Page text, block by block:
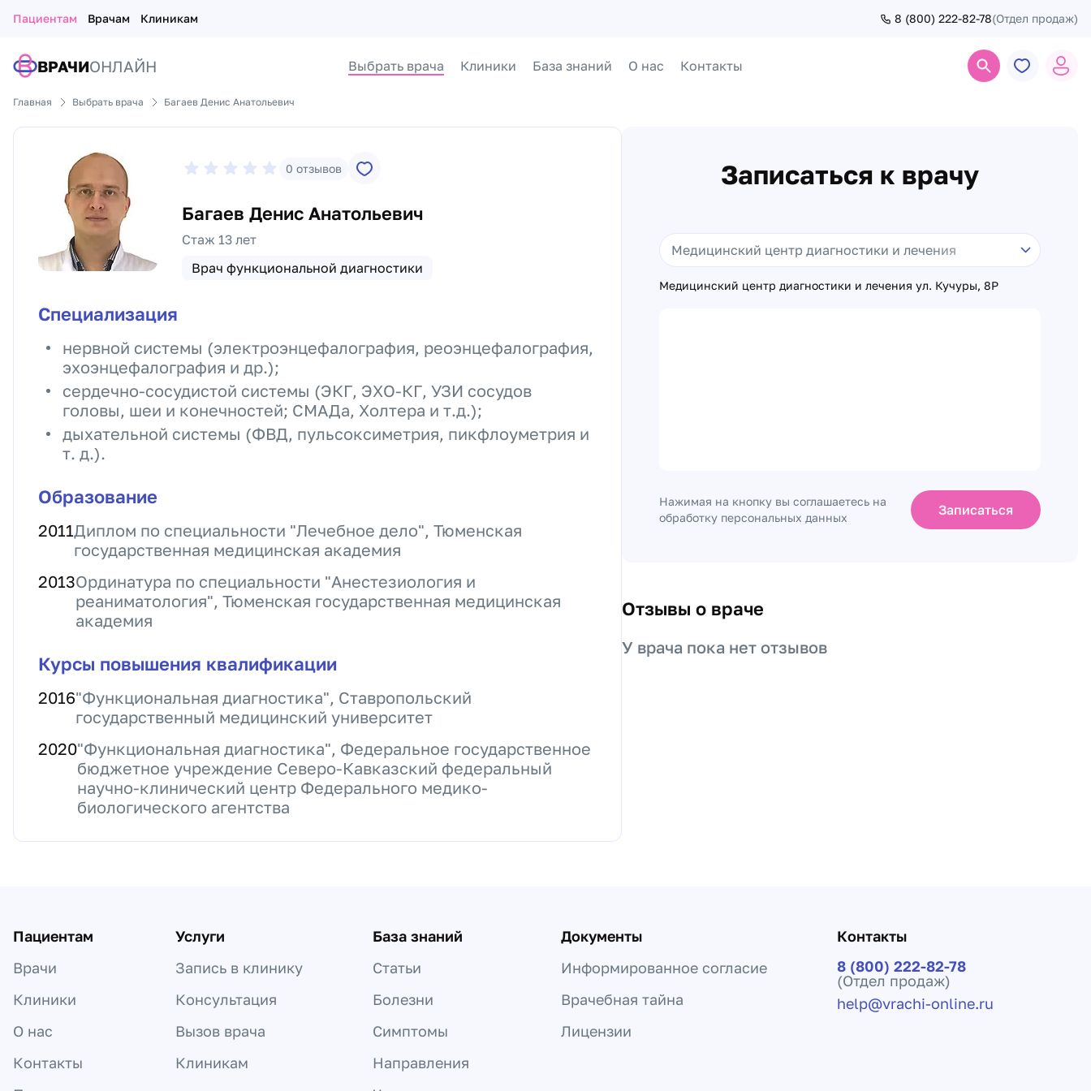
Пациентам Врачам Клиникам 8 (800) 222-82-78(Отдел продаж)
ВРАЧИОНЛАЙН Выбрать врача Клиники База знаний О нас Контакты
Главная Выбрать врача Багаев Денис Анатольевич
0 отзывов
Багаев Денис Анатольевич
Стаж 13 лет
Врач функциональной диагностики
Специализация
нервной системы (электроэнцефалография, реоэнцефалография,
эхоэнцефалография и др.);
сердечно-сосудистой системы (ЭКГ, ЭХО-КГ, УЗИ сосудов
головы, шеи и конечностей; СМАДа, Холтера и т.д.);
дыхательной системы (ФВД, пульсоксиметрия, пикфлоуметрия и
т. д.).
Образование
2011Диплом по специальности "Лечебное дело", Тюменская
государственная медицинская академия
2013Ординатура по специальности "Анестезиология и
реаниматология", Тюменская государственная медицинская
академия
Курсы повышения квалификации
2016"Функциональная диагностика", Ставропольский
государственный медицинский университет
2020"Функциональная диагностика", Федеральное государственное
бюджетное учреждение Северо-Кавказский федеральный
научно-клинический центр Федерального медико-
биологического агентства
Записаться к врачу
Медицинский центр диагностики и лечения ул. Кучуры, 8Р
Нажимая на кнопку вы соглашаетесь на
обработку персональных данных
Записаться
Отзывы о враче
У врача пока нет отзывов
Пациентам
Врачи
Клиники
О нас
Контакты
Услуги
Запись в клинику
Консультация
Вызов врача
Клиникам
База знаний
Статьи
Болезни
Симптомы
Направления
Документы
Информированное согласие
Врачебная тайна
Лицензии
Контакты
8 (800) 222-82-78
(Отдел продаж)
help@vrachi-online.ru